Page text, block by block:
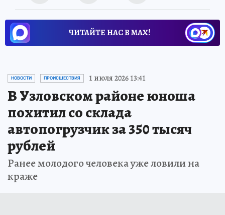
ЧИТАЙТЕ НАС В МАХ!
НОВОСТИ ПРОИСШЕСТВИЯ 1 июля 2026 13:41
В Узловском районе юноша
похитил со склада
автопогрузчик за 350 тысяч
рублей
Ранее молодого человека уже ловили на
краже